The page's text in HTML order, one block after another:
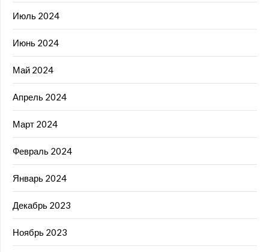
Июль 2024
Июнь 2024
Май 2024
Апрель 2024
Март 2024
Февраль 2024
Январь 2024
Декабрь 2023
Ноябрь 2023